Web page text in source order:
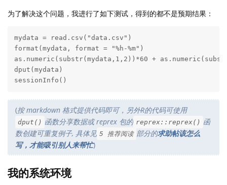
为了解决这个问题，我进行了如下测试，得到的都不是预期结果：
mydata = read.csv("data.csv")
format(mydata, format = "%h-%m")
as.numeric(substr(mydata,1,2))*60 +
dput(mydata)
sessionInfo()
(按 markdown 格式提供代码即可，另外R的代码可使用
dput() 函数分享数据或 reprex 包的 reprex::reprex() 函
数创建可重复例子, 具体见 5 推荐阅读 部分的求助帖该怎么
写，才能吸引别人来帮忙)
我的系统环境